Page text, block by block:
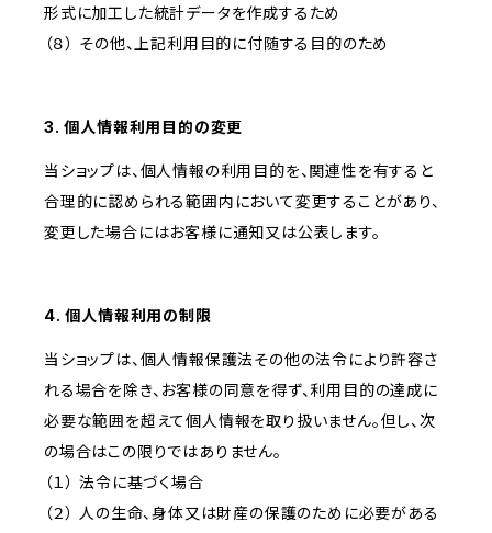
形式に加工した統計データを作成するため
（８） その他、上記利用目的に付随する目的のため
3. 個人情報利用目的の変更
当ショップは、個人情報の利用目的を、関連性を有すると
合理的に認められる範囲内において変更することがあり、
変更した場合にはお客様に通知又は公表します。
4. 個人情報利用の制限
当ショップは、個人情報保護法その他の法令により許容さ
れる場合を除き、お客様の同意を得ず、利用目的の達成に
必要な範囲を超えて個人情報を取り扱いません。但し、次
の場合はこの限りではありません。
（１） 法令に基づく場合
（２） 人の生命、身体又は財産の保護のために必要がある